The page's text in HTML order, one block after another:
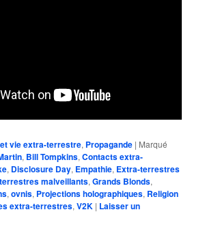
vie extra-terrestre, Propagande | Marqué
, Bill Tompkins,Contacts extra-
, Disclosure Day, Empathie, Extra-terrestres
malveillants,Grands Blonds,
,ovnis, Projections holographiques, Religion
extra-terrestres,V2K | Laisser un